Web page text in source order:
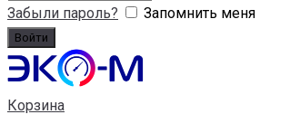
Забыли пароль? Запомнить меня
Корзина